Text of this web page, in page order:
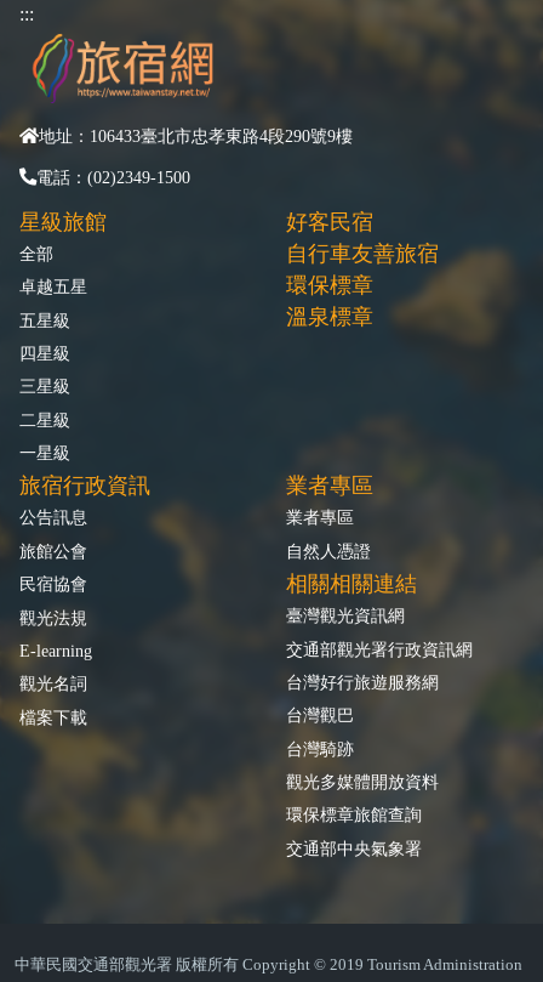
:::
地址：106433臺北市忠孝東路4段290號9樓
電話：(02)2349-1500
星級旅館
全部
卓越五星
五星級
四星級
三星級
二星級
一星級
好客民宿
自行車友善旅宿
環保標章
溫泉標章
旅宿行政資訊
公告訊息
旅館公會
民宿協會
觀光法規
E-learning
觀光名詞
檔案下載
業者專區
業者專區
自然人憑證
相關相關連結
臺灣觀光資訊網
交通部觀光署行政資訊網
台灣好行旅遊服務網
台灣觀巴
台灣騎跡
觀光多媒體開放資料
環保標章旅館查詢
交通部中央氣象署
中華民國交通部觀光署 版權所有 Copyright © 2019 Tourism Administration